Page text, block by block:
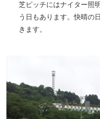
芝ピッチにはナイター照
う日もあります。快晴の
きます。